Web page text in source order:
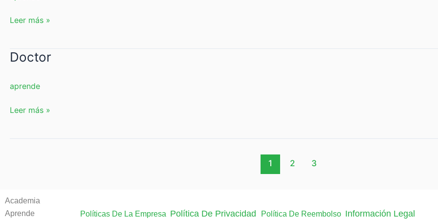
Leer más »
Doctor
aprende
Doctor
Leer más »
1 2 3
Academia
Aprende
Políticas De La Empresa Política De Privacidad Política De Reembolso Información Legal